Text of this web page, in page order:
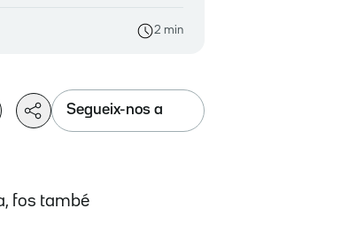
2 min
Segueix-nos a
fos també